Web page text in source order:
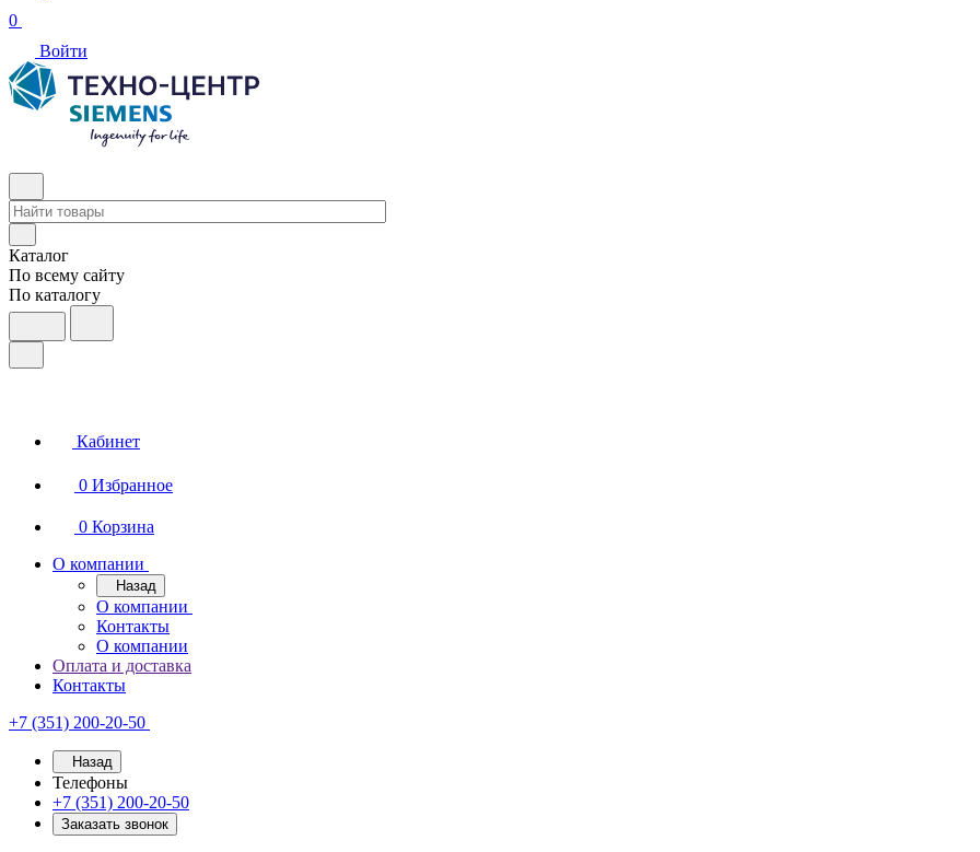
0
Войти
Каталог
По всему сайту
По каталогу
Кабинет
0 Избранное
0 Корзина
О компании
Назад
О компании
Контакты
О компании
Оплата и доставка
Контакты
+7 (351) 200-20-50
Назад
Телефоны
+7 (351) 200-20-50
Заказать звонок